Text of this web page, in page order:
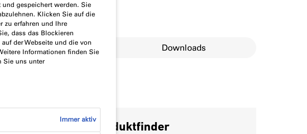
Zertifizierungen Downloads
Produktfinder
gespeichert werden. Sie
Klicken Sie auf die
zu erfahren und Ihre
dass das Blockieren
der Webseite und die von
Informationen finden Sie
Sie uns unter
Immer aktiv